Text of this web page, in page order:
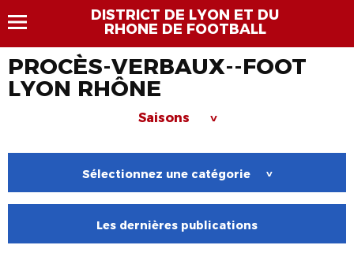
DISTRICT DE LYON ET DU
RHONE DE FOOTBALL
PROCÈS-VERBAUX--FOOT
LYON RHÔNE
Saisons >
Sélectionnez une catégorie >
Les dernières publications